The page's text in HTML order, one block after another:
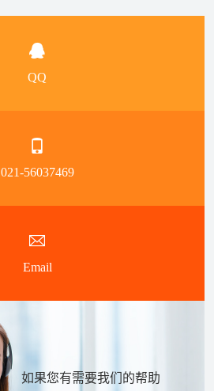
QQ
021-56037469
Email
如果您有需要我们的帮助